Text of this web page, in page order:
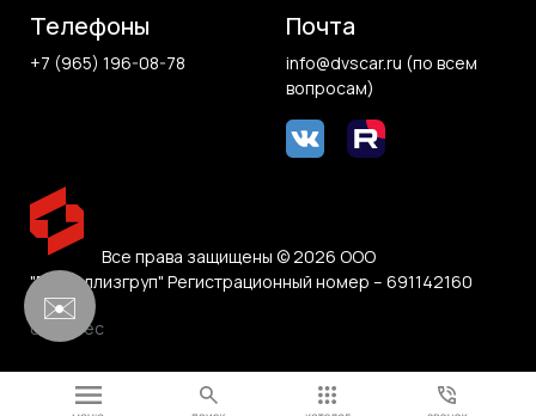
Все права защищены © 2026 ООО
"Белвиллизгруп" Регистрационный номер – 691142160
Телефоны
+7 (965) 196-08-78
Почта
info@dvscar.ru (по всем
вопросам)
0.162 sec
✉️